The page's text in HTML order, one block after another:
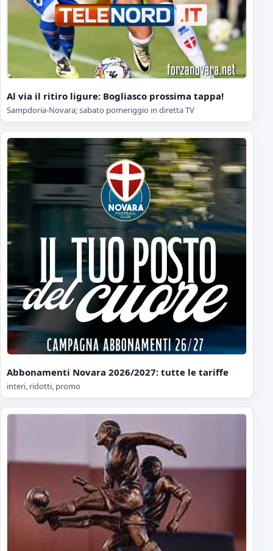
Al via il ritiro ligure: Bogliasco prossima tappa!
Sampdoria-Novara; sabato pomeriggio in diretta TV
Abbonamenti Novara 2026/2027: tutte le tariffe
interi, ridotti, promo